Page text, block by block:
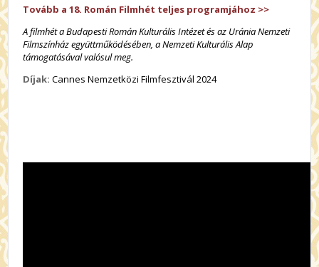
Tovább a 18. Román Filmhét teljes programjához >>
A filmhét a Budapesti Román Kulturális Intézet és az Uránia Nemzeti
Filmszínház együttműködésében, a Nemzeti Kulturális Alap
támogatásával valósul meg.
Díjak: Cannes Nemzetközi Filmfesztivál 2024